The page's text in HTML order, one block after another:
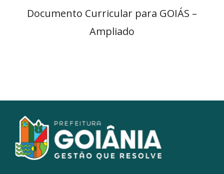
Documento Curricular para GOIÁS –
Ampliado